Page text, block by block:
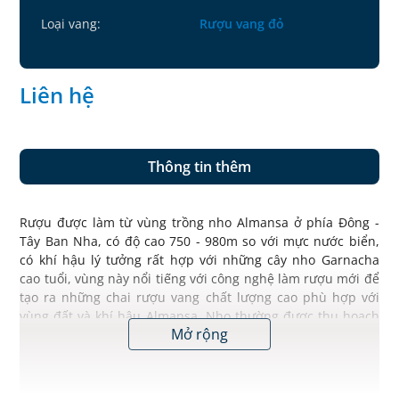
Loại vang:
Rượu vang đỏ
Liên hệ
Thông tin thêm
Rượu được làm từ vùng trồng nho Almansa ở phía Đông -
Tây Ban Nha, có độ cao 750 - 980m so với mực nước biển,
có khí hậu lý tưởng rất hợp với những cây nho Garnacha
cao tuổi, vùng này nổi tiếng với công nghệ làm rượu mới để
tạo ra những chai rượu vang chất lượng cao phù hợp với
vùng đất và khí hậu Almansa. Nho thường được thu hoạch
Sau khi nho được thu hoạch, được đem đi ép, ngâm vỏ và
Mở rộng